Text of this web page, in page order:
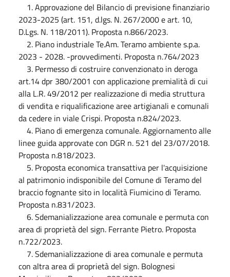
1. Approvazione del Bilancio di previsione finanziario
2023-2025 (art. 151, d.lgs. N. 267/2000 e art. 10,
D.Lgs. N. 118/2011). Proposta n.866/2023.
2. Piano industriale Te.Am. Teramo ambiente s.p.a.
2023 - 2028. -provvedimenti. Proposta n.764/2023
3. Permesso di costruire convenzionato in deroga
art.14 dpr 380/2001 con applicazione premialità di cui
alla L.R. 49/2012 per realizzazione di media struttura
di vendita e riqualificazione aree artigianali e comunali
da cedere in viale Crispi. Proposta n.824/2023.
4. Piano di emergenza comunale. Aggiornamento alle
linee guida approvate con DGR n. 521 del 23/07/2018.
Proposta n.818/2023.
5. Proposta economica transattiva per l'acquisizione
al patrimonio indisponibile del Comune di Teramo del
braccio fognante sito in località Fiumicino di Teramo.
Proposta n.831/2023.
6. Sdemanializzazione area comunale e permuta con
area di proprietà del sign. Ferrante Pietro. Proposta
n.722/2023.
7. Sdemanializzazione di area comunale e permuta
con altra area di proprietà del sign. Bolognesi